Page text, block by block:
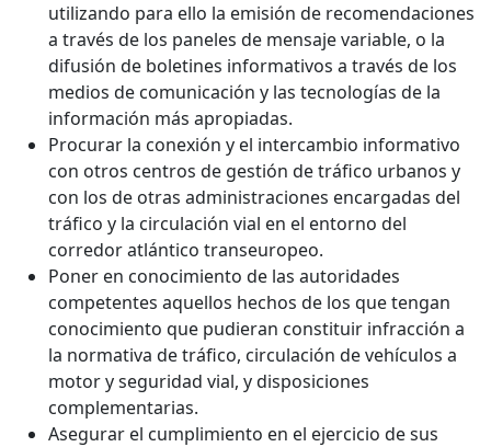
utilizando para ello la emisión de recomendaciones
a través de los paneles de mensaje variable, o la
difusión de boletines informativos a través de los
medios de comunicación y las tecnologías de la
información más apropiadas.
Procurar la conexión y el intercambio informativo
con otros centros de gestión de tráfico urbanos y
con los de otras administraciones encargadas del
tráfico y la circulación vial en el entorno del
corredor atlántico transeuropeo.
Poner en conocimiento de las autoridades
competentes aquellos hechos de los que tengan
conocimiento que pudieran constituir infracción a
la normativa de tráfico, circulación de vehículos a
motor y seguridad vial, y disposiciones
complementarias.
Asegurar el cumplimiento en el ejercicio de sus